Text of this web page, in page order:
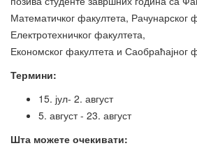
Математичког факултета, Рачунарског
Електротехничког факултета,
Економског факултета и
Термини:
15. јул- 2. август
5. август - 23. август
Шта можете очекивати: